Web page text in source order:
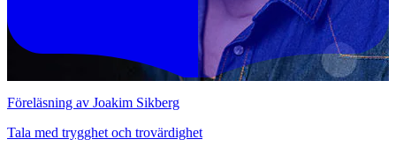
Föreläsning av Joakim Sikberg
Tala med trygghet och trovärdighet